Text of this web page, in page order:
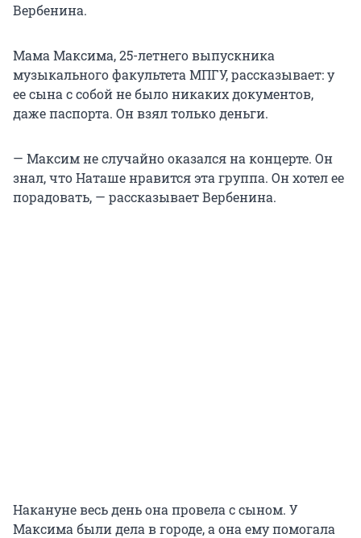
Вербенина.
Мама Максима, 25-летнего выпускника
музыкального факультета МПГУ, рассказывает: у
ее сына с собой не было никаких документов,
даже паспорта. Он взял только деньги.
— Максим не случайно оказался на концерте. Он
знал, что Наташе нравится эта группа. Он хотел ее
порадовать, — рассказывает Вербенина.
Накануне весь день она провела с сыном. У
Максима были дела в городе, а она ему помогала